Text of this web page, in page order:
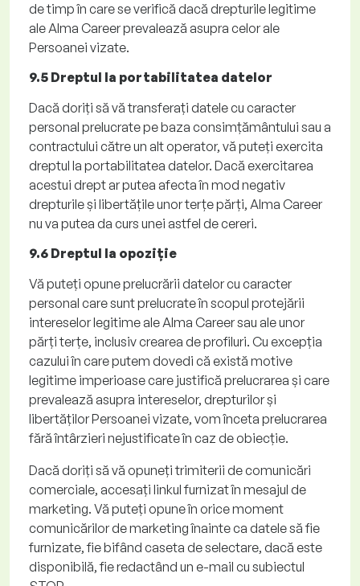
de timp în care se verifică dacă drepturile legitime
ale Alma Careerprevalează asupra celor ale
Persoanei vizate.
9.5 Dreptul la portabilitatea datelor
Dacă doriți să vă transferați datele cu caracter
personal prelucrate pe baza consimțământului sau a
contractului către un alt operator, vă puteți exercita
dreptul la portabilitatea datelor. Dacă exercitarea
acestui drept ar putea afecta în mod negativ
drepturile și libertățile unor terțe părți, Alma Career
nu va putea da curs unei astfel de cereri.
9.6 Dreptul la opoziție
Vă puteți opune prelucrării datelor cu caracter
personal care sunt prelucrate în scopul protejării
intereselor legitime ale Alma Careersau ale unor
părți terțe, inclusiv crearea de profiluri. Cu excepția
cazului în care putem dovedi că există motive
legitime imperioase care justifică prelucrarea și care
prevalează asupra intereselor, drepturilor și
libertăților Persoanei vizate, vom înceta prelucrarea
fără întârzieri nejustificate în caz de obiecție.
Dacă doriți să vă opuneți trimiterii de comunicări
comerciale, accesați linkul furnizat în mesajul de
marketing. Vă puteți opune în orice moment
comunicărilor de marketing înainte ca datele să fie
furnizate, fie bifând caseta de selectare, dacă este
disponibilă, fie redactând un e-mail cu subiectul